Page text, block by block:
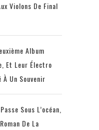
Violons De Final
Album
Et Leur Électro
À Un Souvenir
Sous L’océan,
De La